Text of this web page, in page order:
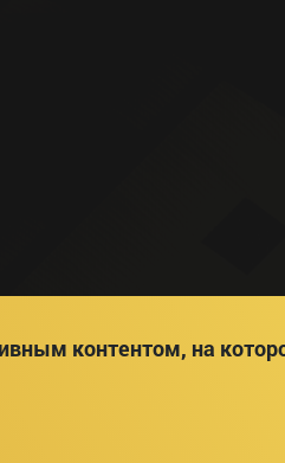
контентом, на